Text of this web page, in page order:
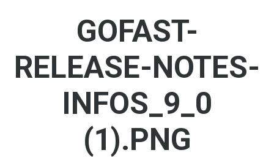
GOFAST-
RELEASE-NOTES-
INFOS_9_0
(1).PNG